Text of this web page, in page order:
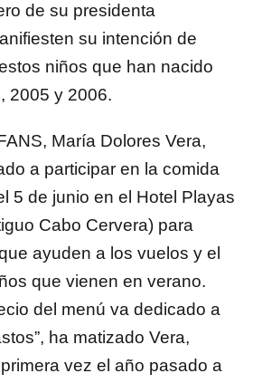
de su presidenta
su intención de
niños que han nacido
2005 y 2006.
María Dolores Vera,
a participar en la comida
5 de junio en el Hotel Playas
Cabo Cervera) para
ayuden a los vuelos y el
que vienen en verano.
del menú va dedicado a
ha matizado Vera,
vez el año pasado a